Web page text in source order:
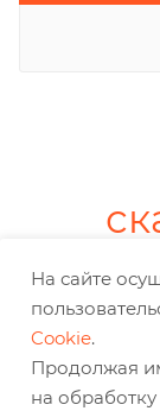
КАТАЛОГ
На сайте
Cookie.
Продолжая
на